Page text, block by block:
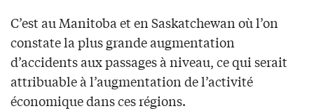
C’est au Manitoba et en Saskatchewan où l’on
constate la plus grande augmentation
d’accidents aux passages à niveau, ce qui serait
attribuable à l’augmentation de l’activité
économique dans ces régions.